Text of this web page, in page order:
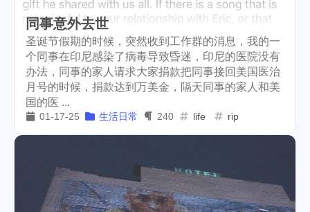
new-year 6 cny 1 lunar 2
snow 9 oralb 1 basketball 10
rental 1 cars 1 lunch 4
weather 2 projector 1
massage 1 band 2 concert
outage 3 power 2
sprinkler 1 irrigation 1 ipo 2
同事意外去世
圣诞节假期的时候，突然收到工作群的消息，我的一
个同事在印尼感染了病毒导致昏迷，印尼的医院没有
办法，同事的家人请求大家捐款把同事接回美国医治
月号的时候，捐款达到万美金，隔天同事的家人和美
国的医 ...
01-17-25 生活日常 240 life rip